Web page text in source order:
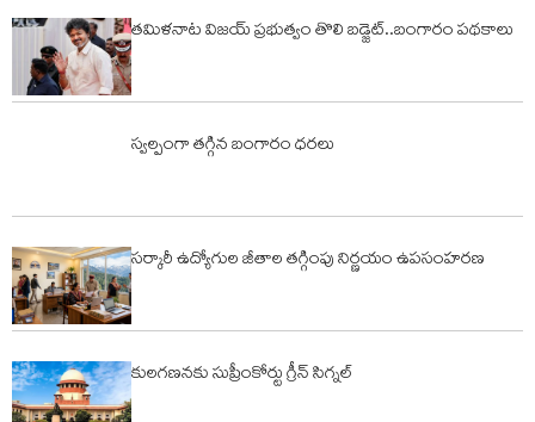
తమిళనాట విజయ్ ప్రభుత్వం తొలి బడ్జెట్‌..బంగారం పథకాలు
స్వల్పంగా తగ్గిన బంగారం ధరలు
సర్కారీ ఉద్యోగుల జీతాల తగ్గింపు నిర్ణయం ఉపసంహరణ
కులగణనకు సుప్రీంకోర్టు గ్రీన్ సిగ్నల్